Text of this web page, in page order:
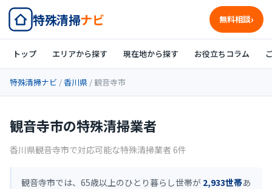
特殊清掃ナビ 無料相談
トップ エリアから探す 現在地から探す お役立ちコラム
特殊清掃ナビ /香川県 / 観音寺市
観音寺市の特殊清掃業者
香川県観音寺市で対応可能な特殊清掃業者 6件
観音寺市では、65歳以上のひとり暮らし世帯が 2,933世帯あ